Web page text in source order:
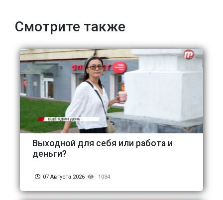
Смотрите также
Выходной для себя или работа и
деньги?
07 Августа 2026 1034